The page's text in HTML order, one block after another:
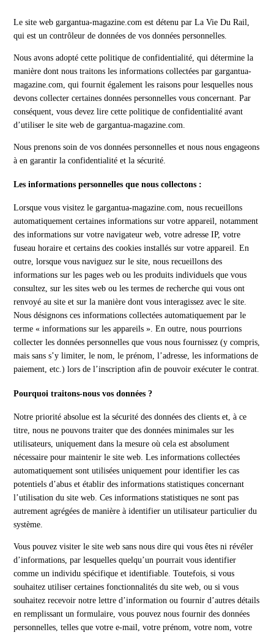
Le site web gargantua-magazine.com est détenu par La Vie Du Rail,
qui est un contrôleur de données de vos données personnelles.
Nous avons adopté cette politique de confidentialité, qui détermine la
manière dont nous traitons les informations collectées par gargantua-
magazine.com, qui fournit également les raisons pour lesquelles nous
devons collecter certaines données personnelles vous concernant. Par
conséquent, vous devez lire cette politique de confidentialité avant
d’utiliser le site web de gargantua-magazine.com.
Nous prenons soin de vos données personnelles et nous nous engageons
à en garantir la confidentialité et la sécurité.
Les informations personnelles que nous collectons :
Lorsque vous visitez le gargantua-magazine.com, nous recueillons
automatiquement certaines informations sur votre appareil, notamment
des informations sur votre navigateur web, votre adresse IP, votre
fuseau horaire et certains des cookies installés sur votre appareil. En
outre, lorsque vous naviguez sur le site, nous recueillons des
informations sur les pages web ou les produits individuels que vous
consultez, sur les sites web ou les termes de recherche qui vous ont
renvoyé au site et sur la manière dont vous interagissez avec le site.
Nous désignons ces informations collectées automatiquement par le
terme « informations sur les appareils ». En outre, nous pourrions
collecter les données personnelles que vous nous fournissez (y compris,
mais sans s’y limiter, le nom, le prénom, l’adresse, les informations de
paiement, etc.) lors de l’inscription afin de pouvoir exécuter le contrat.
Pourquoi traitons-nous vos données ?
Notre priorité absolue est la sécurité des données des clients et, à ce
titre, nous ne pouvons traiter que des données minimales sur les
utilisateurs, uniquement dans la mesure où cela est absolument
nécessaire pour maintenir le site web. Les informations collectées
automatiquement sont utilisées uniquement pour identifier les cas
potentiels d’abus et établir des informations statistiques concernant
l’utilisation du site web. Ces informations statistiques ne sont pas
autrement agrégées de manière à identifier un utilisateur particulier du
système.
Vous pouvez visiter le site web sans nous dire qui vous êtes ni révéler
d’informations, par lesquelles quelqu’un pourrait vous identifier
comme un individu spécifique et identifiable. Toutefois, si vous
souhaitez utiliser certaines fonctionnalités du site web, ou si vous
souhaitez recevoir notre lettre d’information ou fournir d’autres détails
en remplissant un formulaire, vous pouvez nous fournir des données
personnelles, telles que votre e-mail, votre prénom, votre nom, votre